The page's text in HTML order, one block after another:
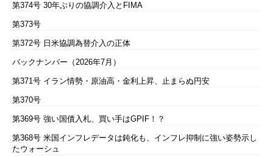
第374号 30年ぶりの協調介入とFIMA
第373号
第372号 日米協調為替介入の正体
バックナンバー（2026年7月）
第371号 イラン情勢・原油高・金利上昇、止まらぬ円安
第370号
第369号 強い国債入札、買い手はGPIF！？
第368号 米国インフレデータは鈍化も、インフレ抑制に強い姿勢示し
たウォーシュ